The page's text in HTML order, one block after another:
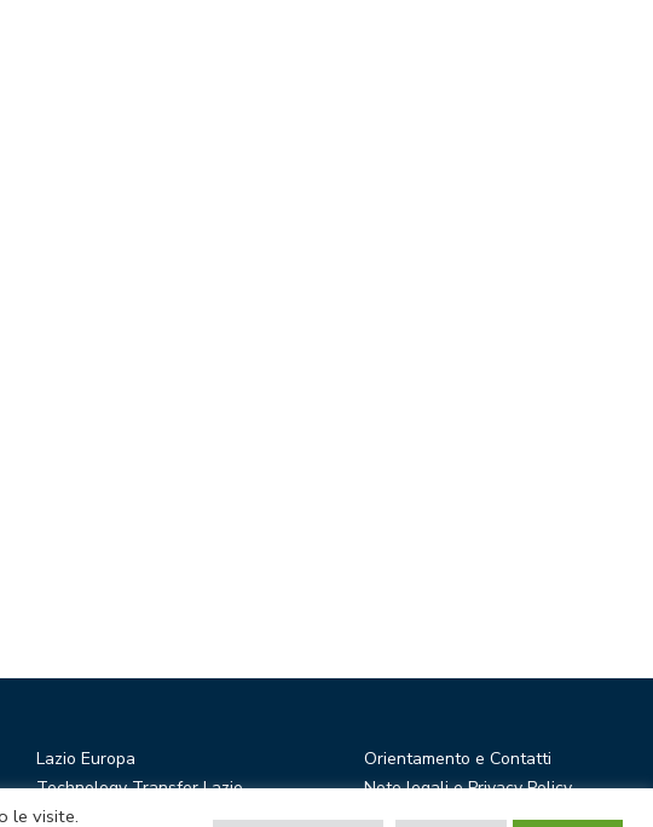
Lazio Europa
Technology Transfer Lazio
Boost your Ideas
Orientamento e Contatti
Note legali e Privacy Policy
Privacy Newsletter
le visite.